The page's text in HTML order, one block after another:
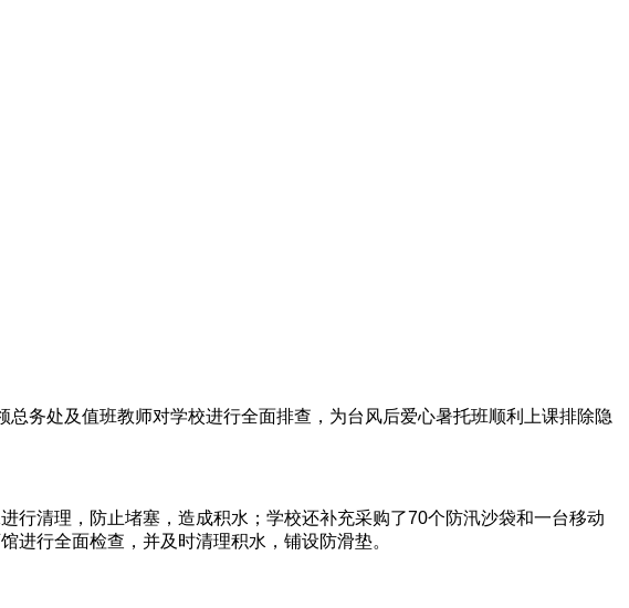
总务处及值班教师对学校进行全面排查，为台风后爱心暑托班顺利上课排除隐
行清理，防止堵塞，造成积水；学校还补充采购了70个防汛沙袋和一台移动
进行全面检查，并及时清理积水，铺设防滑垫。